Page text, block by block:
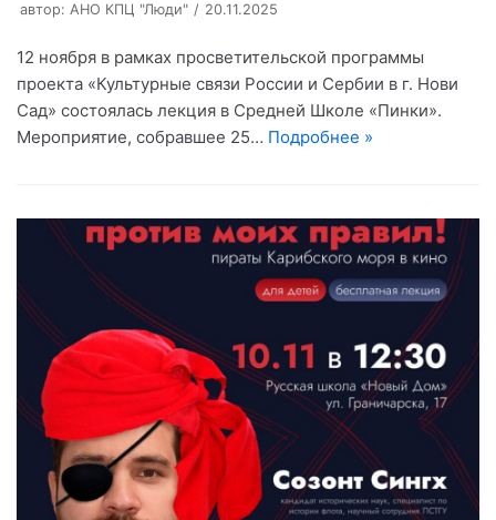
автор: АНО КПЦ "Люди" 20.11.2025
12 ноября в рамках просветительской программы
проекта «Культурные связи России и Сербии в г. Нови
Сад» состоялась лекция в Средней Школе «Пинки».
Мероприятие, собравшее 25… Подробнее »